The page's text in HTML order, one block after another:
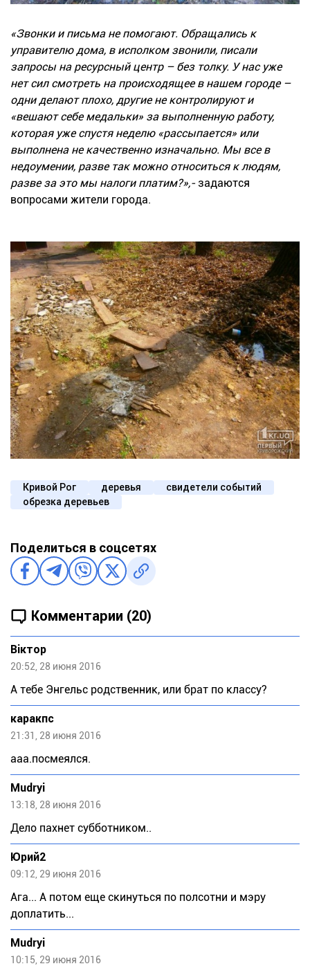
«Звонки и письма не помогают. Обращались к
управителю дома, в исполком звонили, писали
запросы на ресурсный центр – без толку. У нас уже
нет сил смотреть на происходящее в нашем городе –
одни делают плохо, другие не контролируют и
«вешают себе медальки» за выполненную работу,
которая уже спустя неделю «рассыпается» или
выполнена не качественно изначально. Мы все в
недоумении, разве так можно относиться к людям,
разве за это мы налоги платим?»,- задаются
вопросами жители города.
Кривой Рог деревья
свидетели событий
обрезка деревьев
Поделиться в соцсетях
Комментарии (20)
Віктор
20:52, 28 июня 2016
А тебе Энгельс родственник, или брат по классу?
каракпс
21:31, 28 июня 2016
ааа.посмеялся.
Mudryi
13:18, 28 июня 2016
Дело пахнет субботником..
Юрий2
09:12, 29 июня 2016
Ага... А потом еще скинуться по полсотни и мэру
доплатить...
Mudryi
10:15, 29 июня 2016